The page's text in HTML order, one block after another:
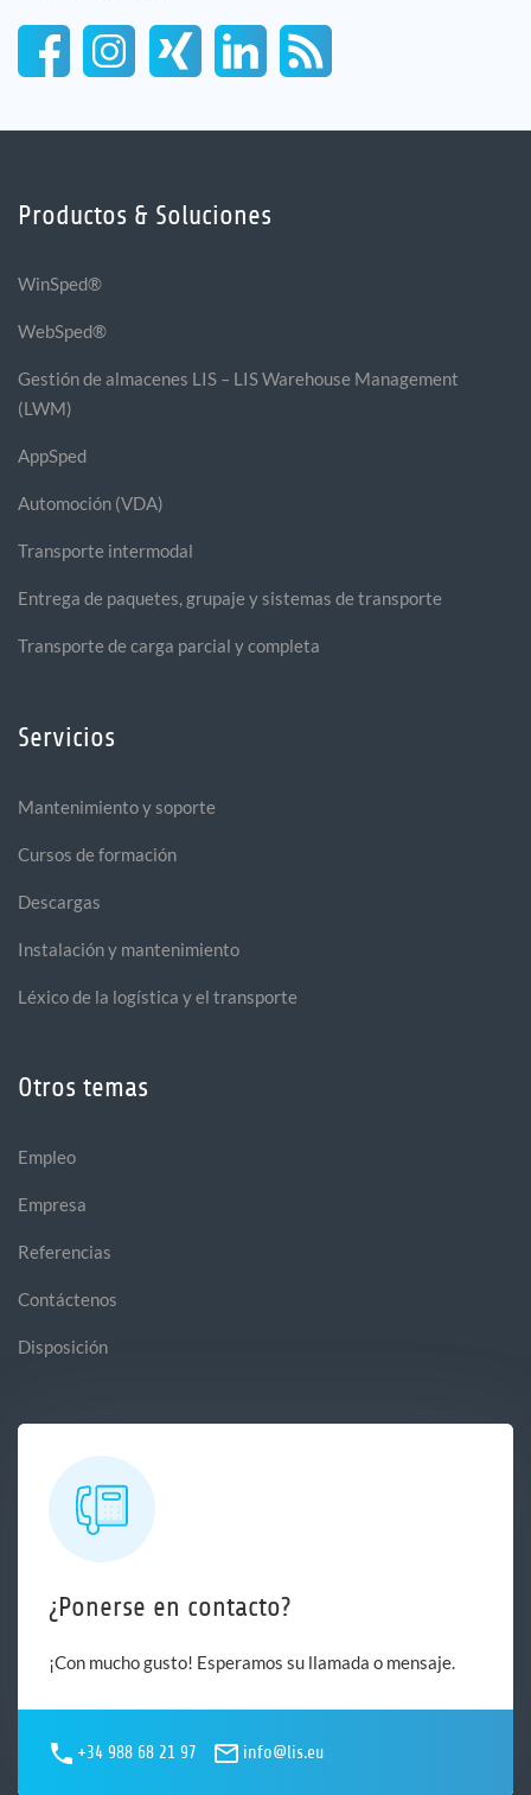
Productos & Soluciones
WinSped®
WebSped®
Gestión de almacenes LIS – LIS Warehouse Management
(LWM)
AppSped
Automoción (VDA)
Transporte intermodal
Entrega de paquetes, grupaje y sistemas de transporte
Transporte de carga parcial y completa
Servicios
Mantenimiento y soporte
Cursos de formación
Descargas
Instalación y mantenimiento
Léxico de la logística y el transporte
Otros temas
Empleo
Empresa
Referencias
Contáctenos
Disposición
¿Ponerse en contacto?
¡Con mucho gusto! Esperamos su llamada o mensaje.
+34 988 68 21 97 info@lis.eu